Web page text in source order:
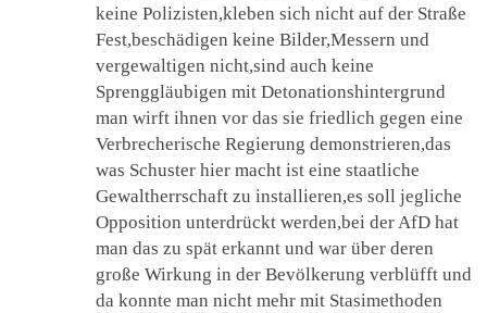
keine Polizisten,kleben sich nicht auf der Straße
Fest,beschädigen keine Bilder,Messern und
vergewaltigen nicht,sind auch keine
Sprenggläubigen mit Detonationshintergrund
man wirft ihnen vor das sie friedlich gegen eine
Verbrecherische Regierung demonstrieren,das
was Schuster hier macht ist eine staatliche
Gewaltherrschaft zu installieren,es soll jegliche
Opposition unterdrückt werden,bei der AfD hat
man das zu spät erkannt und war über deren
große Wirkung in der Bevölkerung verblüfft und
da konnte man nicht mehr mit Stasimethoden